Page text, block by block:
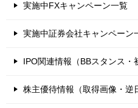
実施中FXキャンペーン一覧
実施中証券会社キャンペーン
IPO関連情報（BBスタンス・
株主優待情報（取得画像・逆